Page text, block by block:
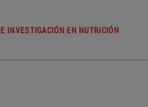
INVESTIGACIÓN EN NUTRICIÓN